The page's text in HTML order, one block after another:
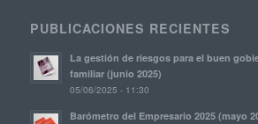
PUBLICACIONES RECIENTES
La gestión de riesgos para el buen
familiar (junio 2025)
05/06/2025 - 11:30
Barómetro del Empresario 2025 (mayo